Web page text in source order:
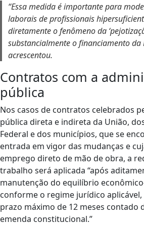
“Essa medida é importante para
laborais de profissionais
diretamente o fenômeno da
substancialmente o financiamento da
acrescentou.
Contratos com a
pública
Nos casos de contratos celebrados
pública direta e indireta da União,
Federal e dos municípios, que se
entrada em vigor das mudanças e
emprego direto de mão de obra, a
trabalho será aplicada “após
manutenção do equilíbrio
conforme o regime jurídico
prazo máximo de 12 meses contado
emenda constitucional.”